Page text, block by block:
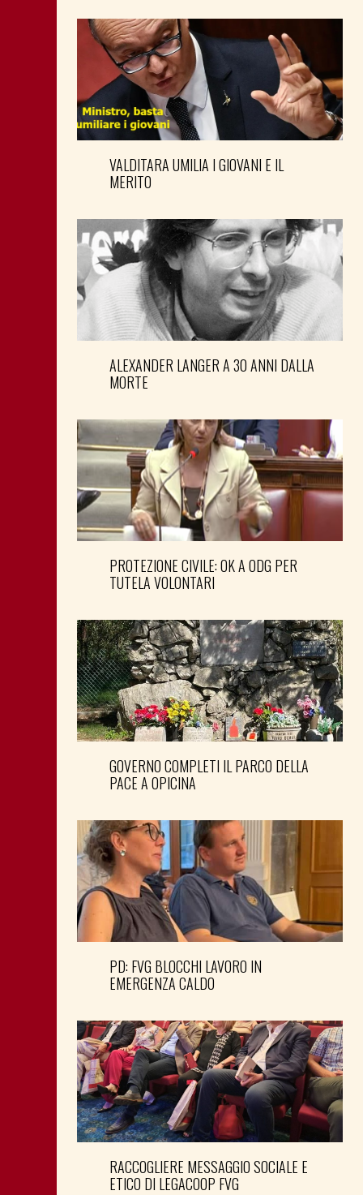
VALDITARA UMILIA I GIOVANI E IL
MERITO
ALEXANDER LANGER A 30 ANNI DALLA
MORTE
PROTEZIONE CIVILE: OK A ODG PER
TUTELA VOLONTARI
GOVERNO COMPLETI IL PARCO DELLA
PACE A OPICINA
PD: FVG BLOCCHI LAVORO IN
EMERGENZA CALDO
RACCOGLIERE MESSAGGIO SOCIALE E
ETICO DI LEGACOOP FVG